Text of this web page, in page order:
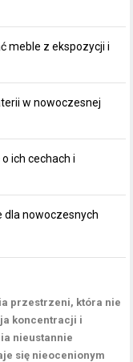
meble z ekspozycji i
w nowoczesnej
ich cechach i
dla nowoczesnych
przestrzeni, która nie
koncentracji i
nieustannie
się nieocenionym